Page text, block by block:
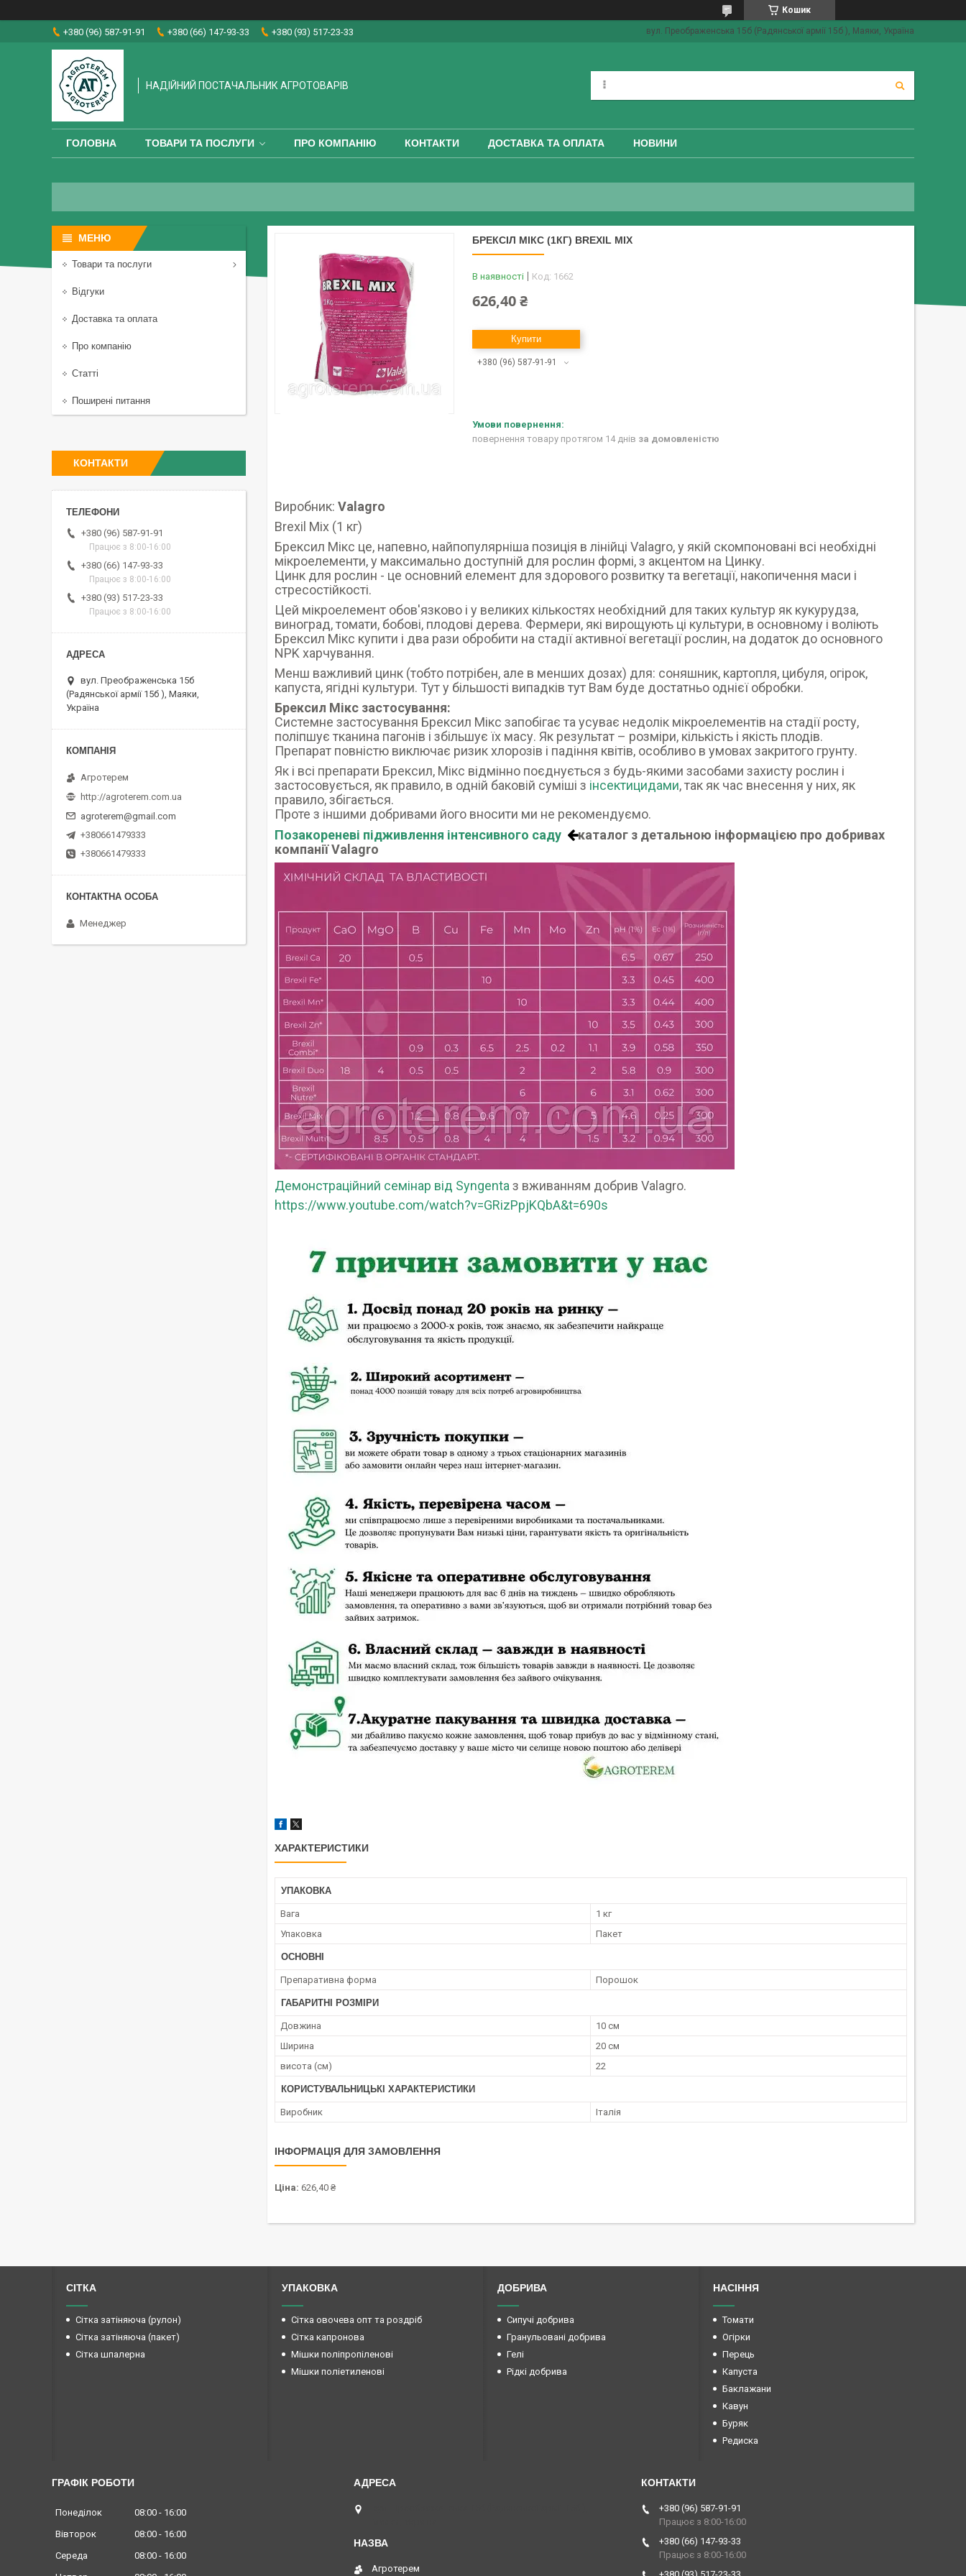
Кошик
+380 (96) 587-91-91 +380 (66) 147-93-33 +380 (93) 517-23-33 вул. Преображенська 15б (Радянської армії 15б ), Маяки, Україна
НАДІЙНИЙ ПОСТАЧАЛЬНИК АГРОТОВАРІВ
ГОЛОВНА ТОВАРИ ТА ПОСЛУГИ ПРО КОМПАНІЮ КОНТАКТИ ДОСТАВКА ТА ОПЛАТА НОВИНИ
БРЕКСІЛ МІКС (1КГ) BREXIL MIX
В наявності Код: 1662
626,40 ₴
Купити
+380 (96) 587-91-91
повернення товару протягом 14 днів за домовленістю
Виробник: Valagro
Brexil Mix (1 кг)
Брексил Мікс це, напевно, найпопулярніша позиція в лінійці Valagro, у якій скомпоновані всі необхідні
мікроелементи, у максимально доступній для рослин формі, з акцентом на Цинку.
Цинк для рослин - це основний елемент для здорового розвитку та вегетації, накопичення маси і
стресостійкості.
Цей мікроелемент обов'язково і у великих кількостях необхідний для таких культур як кукурудза,
виноград, томати, бобові, плодові дерева. Фермери, які вирощують ці культури, в основному і воліють
Брексил Мікс купити і два рази обробити на стадії активної вегетації рослин, на додаток до основного
NPK харчування.
Менш важливий цинк (тобто потрібен, але в менших дозах) для: соняшник, картопля, цибуля, огірок,
капуста, ягідні культури. Тут у більшості випадків тут Вам буде достатньо однієї обробки.
Брексил Мікс застосування:
Системне застосування Брексил Мікс запобігає та усуває недолік мікроелементів на стадії росту,
поліпшує тканина пагонів і збільшує їх масу. Як результат – розміри, кількість і якість плодів.
Препарат повністю виключає ризик хлорозів і падіння квітів, особливо в умовах закритого грунту.
Як і всі препарати Брексил, Мікс відмінно поєднується з будь-якими засобами захисту рослин і
застосовується, як правило, в одній баковій суміші з інсектицидами, так як час внесення у них, як
правило, збігається.
Проте з іншими добривами його вносити ми не рекомендуємо.
Позакореневі підживлення інтенсивного саду
каталог з детальною інформацією про добривах
компанії Valagro
Демонстраційний семінар від Syngenta з вживанням добрив Valagro.
https://www.youtube.com/watch?v=GRizPpjKQbA&t=690s
ХАРАКТЕРИСТИКИ
УПАКОВКА
Вага
1 кг
Упаковка
Пакет
ОСНОВНІ
Препаративна форма Порошок
ГАБАРИТНІ РОЗМІРИ
Довжина
10 см
Ширина
20 см
висота (см)
22
КОРИСТУВАЛЬНИЦЬКІ ХАРАКТЕРИСТИКИ
Виробник Італія
ІНФОРМАЦІЯ ДЛЯ ЗАМОВЛЕННЯ
Ціна: 626,40 ₴
Товари та послуги
Відгуки
Доставка та оплата
Про компанію
Статті
Поширені питання
КОНТАКТИ
+380 (96) 587-91-91
Працює з 8:00-16:00
+380 (66) 147-93-33
Працює з 8:00-16:00
+380 (93) 517-23-33
Працює з 8:00-16:00
вул. Преображенська 15б
(Радянської армії 15б ), Маяки,
Україна
Агротерем
http://agroterem.com.ua
agroterem@gmail.com
+380661479333
+380661479333
Менеджер
СІТКА
Сітка затіняюча (рулон)
Сітка затіняюча (пакет)
Сітка шпалерна
УПАКОВКА
Сітка овочева опт та роздріб
Сітка капронова
Мішки поліпропіленові
Мішки поліетиленові
ДОБРИВА
Сипучі добрива
Гранульовані добрива
Гелі
Рідкі добрива
НАСІННЯ
Томати
Огірки
Перець
Капуста
Баклажани
Кавун
Буряк
Редиска
ГРАФІК РОБОТИ
Понеділок 08:00
16:00
Вівторок
08:00
16:00
Середа
08:00
16:00
Агротерем
+380 (96) 587-91-91
Працює з 8:00-16:00
+380 (66) 147-93-33
Працює з 8:00-16:00